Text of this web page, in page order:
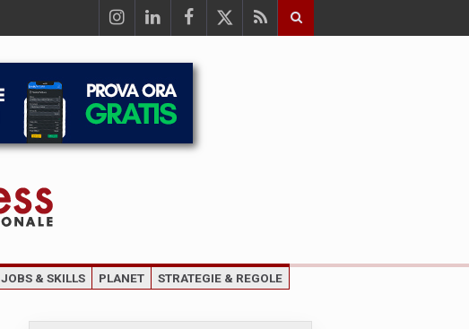
JOBS & SKILLS PLANET STRATEGIE & REGOLE